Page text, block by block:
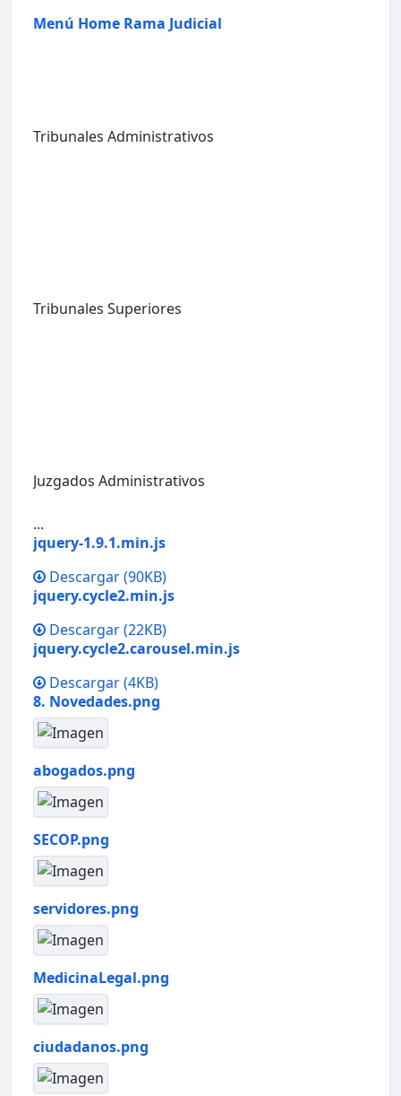
Menú Home Rama Judicial
Tribunales Administrativos
Tribunales Superiores
Juzgados Administrativos
...
jquery-1.9.1.min.js
Descargar(90KB)
jquery.cycle2.min.js
Descargar(22KB)
jquery.cycle2.carousel.min.js
Descargar(4KB)
8. Novedades.png
abogados.png
SECOP.png
servidores.png
MedicinaLegal.png
ciudadanos.png